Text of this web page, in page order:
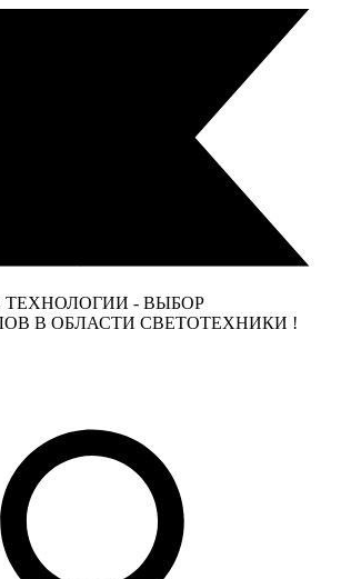
- ВЫБОР
В ОБЛАСТИ СВЕТОТЕХНИКИ !